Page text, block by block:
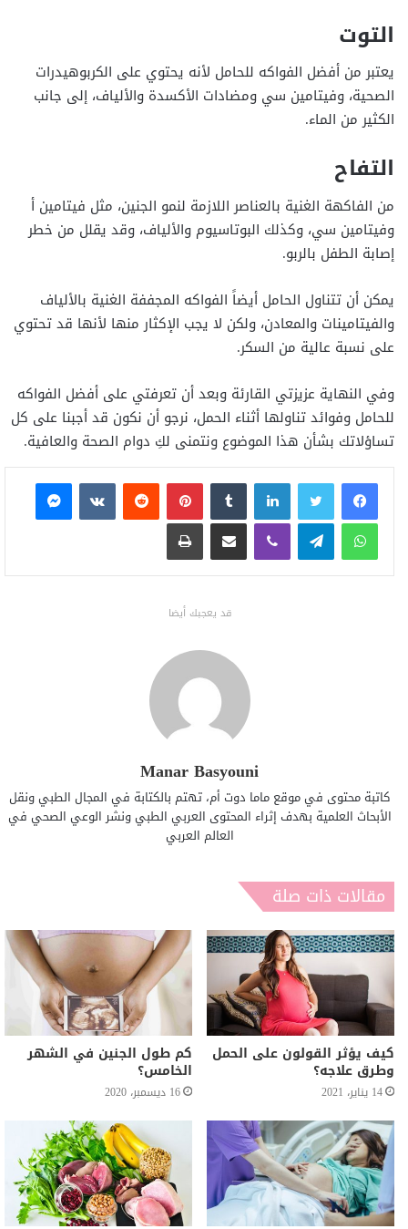
التوت
يعتبر من أفضل الفواكه للحامل لأنه يحتوي على الكربوهيدرات
الصحية، وفيتامين سي ومضادات الأكسدة والألياف، إلى جانب
الكثير من الماء.
التفاح
من الفاكهة الغنية بالعناصر اللازمة لنمو الجنين، مثل فيتامين أ
وفيتامين سي، وكذلك البوتاسيوم والألياف، وقد يقلل من خطر
إصابة الطفل بالربو.
يمكن أن تتناول الحامل أيضاً الفواكه المجففة الغنية بالألياف
والفيتامينات والمعادن، ولكن لا يجب الإكثار منها لأنها قد تحتوي
على نسبة عالية من السكر.
وفي النهاية عزيزتي القارئة وبعد أن تعرفتي على أفضل الفواكه
للحامل وفوائد تناولها أثناء الحمل، نرجو أن نكون قد أجبنا على كل
تساؤلاتك بشأن هذا الموضوع ونتمنى لكِ دوام الصحة والعافية.
فيسبوكتويتر لينكدإن بينتيريست
ماسنجر
واتساب تيلقرام ڤايبر مشاركة عبر البريد طباعة
قد يعجبك أيضا
Manar Basyouni
كاتبة محتوى في موقع ماما دوت أم، تهتم بالكتابة في المجال الطبي ونقل
الأبحاث العلمية بهدف إثراء المحتوى العربي الطبي ونشر الوعي الصحي في
العالم العربي
مقالات ذات صلة
كيف يؤثر القولون على الحمل
وطرق علاجه؟
14 يناير، 2021
كم طول الجنين في الشهر
الخامس؟
16 ديسمبر، 2020